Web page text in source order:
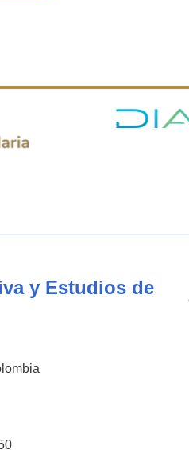
y Estudios de